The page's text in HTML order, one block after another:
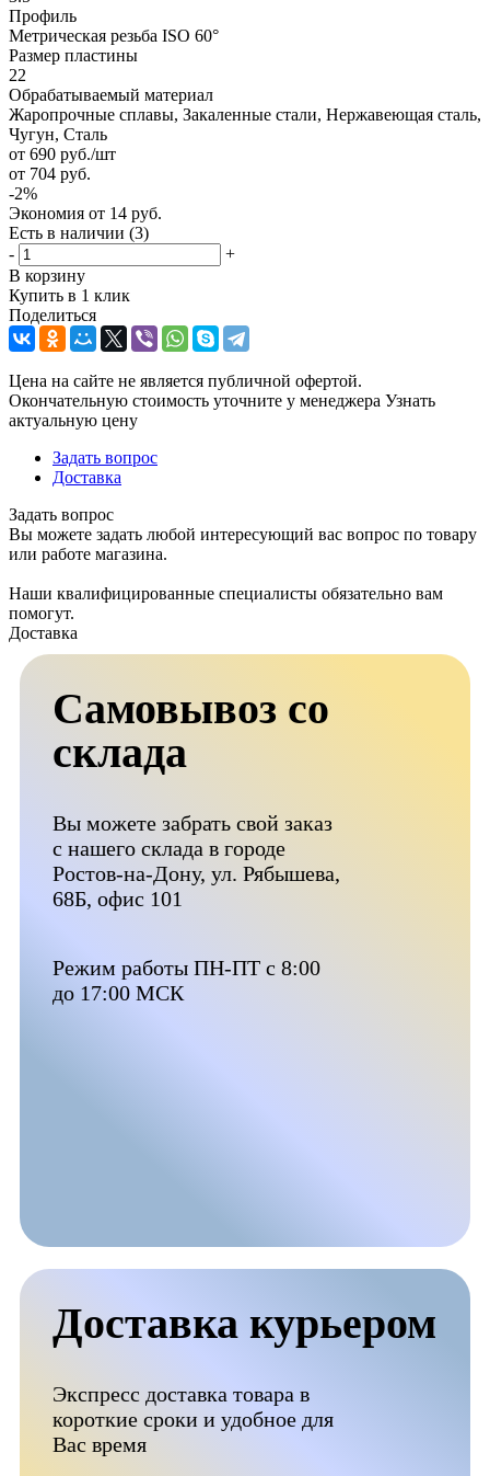
Профиль
Метрическая резьба ISO 60°
Размер пластины
22
Обрабатываемый материал
Жаропрочные сплавы, Закаленные стали, Нержавеющая сталь,
Чугун, Сталь
от 690 руб./шт
от 704 руб.
-2%
Экономия от 14 руб.
Есть в наличии (3)
-
+
В корзину
Купить в 1 клик
Поделиться
Цена на сайте не является публичной офертой.
Окончательную стоимость уточните у менеджера Узнать
актуальную цену
Задать вопрос
Доставка
Задать вопрос
Вы можете задать любой интересующий вас вопрос по товару
или работе магазина.
Наши квалифицированные специалисты обязательно вам
помогут.
Доставка
Самовывоз со
склада
Вы можете забрать свой заказ
с нашего склада в городе
Ростов-на-Дону, ул. Рябышева,
68Б, офис 101
Режим работы ПН-ПТ с 8:00
до 17:00 МСК
Доставка курьером
Экспресс доставка товара в
короткие сроки и удобное для
Вас время